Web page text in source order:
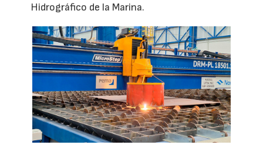
Hidrográfico de la Marina.